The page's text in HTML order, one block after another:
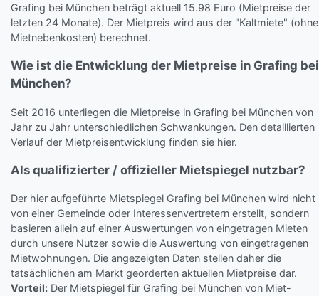
Grafing bei München beträgt aktuell 15.98 Euro (Mietpreise der
letzten 24 Monate). Der Mietpreis wird aus der "Kaltmiete" (ohne
Mietnebenkosten) berechnet.
Wie ist die Entwicklung der Mietpreise in Grafing bei
München?
Seit 2016 unterliegen die Mietpreise in Grafing bei München von
Jahr zu Jahr unterschiedlichen Schwankungen. Den detaillierten
Verlauf der Mietpreisentwicklung finden sie hier.
Als qualifizierter / offizieller Mietspiegel nutzbar?
Der hier aufgeführte Mietspiegel Grafing bei München wird nicht
von einer Gemeinde oder Interessenvertretern erstellt, sondern
basieren allein auf einer Auswertungen von eingetragen Mieten
durch unsere Nutzer sowie die Auswertung von eingetragenen
Mietwohnungen. Die angezeigten Daten stellen daher die
tatsächlichen am Markt georderten aktuellen Mietpreise dar.
Vorteil: Der Mietspiegel für Grafing bei München von Miet-